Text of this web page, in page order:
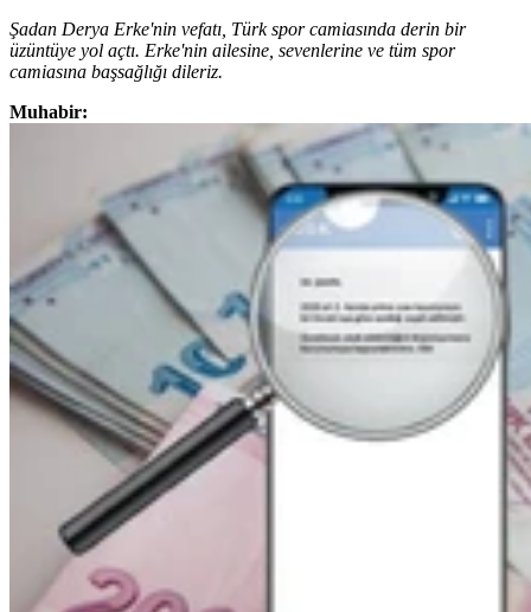
Şadan Derya Erke'nin vefatı, Türk spor camiasında derin bir
üzüntüye yol açtı. Erke'nin ailesine, sevenlerine ve tüm spor
camiasına başsağlığı dileriz.
Muhabir: